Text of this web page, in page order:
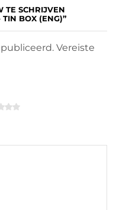
TE SCHRIJVEN
TIN BOX (ENG)”
Vereiste